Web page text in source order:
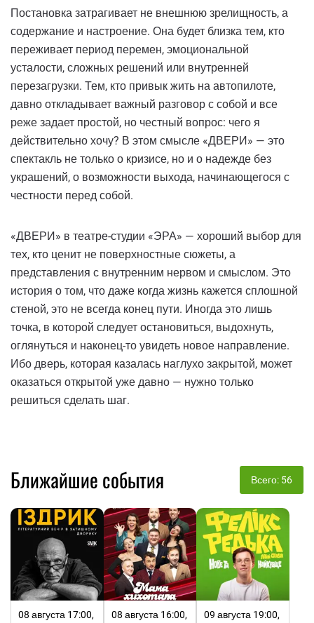
Постановка затрагивает не внешнюю зрелищность, а
содержание и настроение. Она будет близка тем, кто
переживает период перемен, эмоциональной
усталости, сложных решений или внутренней
перезагрузки. Тем, кто привык жить на автопилоте,
давно откладывает важный разговор с собой и все
реже задает простой, но честный вопрос: чего я
действительно хочу? В этом смысле «ДВЕРИ» — это
спектакль не только о кризисе, но и о надежде без
украшений, о возможности выхода, начинающегося с
честности перед собой.
«ДВЕРИ» в театре-студии «ЭРА» — хороший выбор для
тех, кто ценит не поверхностные сюжеты, а
представления с внутренним нервом и смыслом. Это
история о том, что даже когда жизнь кажется сплошной
стеной, это не всегда конец пути. Иногда это лишь
точка, в которой следует остановиться, выдохнуть,
оглянуться и наконец-то увидеть новое направление.
Ибо дверь, которая казалась наглухо закрытой, может
оказаться открытой уже давно — нужно только
решиться сделать шаг.
Ближайшие события Всего: 56
08 августа 17:00,
08 августа 16:00,
09 августа 19:00,